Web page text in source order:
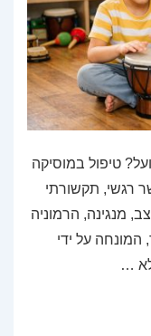
טיפול במוסיקה
רגשי, תקשורתי
מנגינה, הרמוניה
המונחה על ידי
…